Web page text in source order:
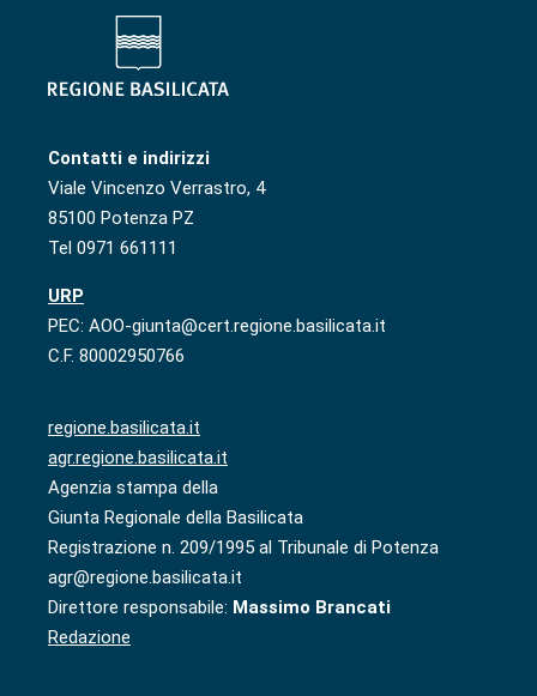
Contatti e indirizzi
Viale Vincenzo Verrastro, 4
85100 Potenza PZ
Tel 0971 661111
URP
PEC: AOO-giunta@cert.regione.basilicata.it
C.F. 80002950766
regione.basilicata.it
agr.regione.basilicata.it
Agenzia stampa della
Giunta Regionale della Basilicata
Registrazione n. 209/1995 al Tribunale di Potenza
agr@regione.basilicata.it
Direttore responsabile: Massimo Brancati
Redazione